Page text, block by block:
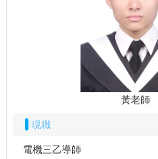
黃老師
現職
電機三乙導師